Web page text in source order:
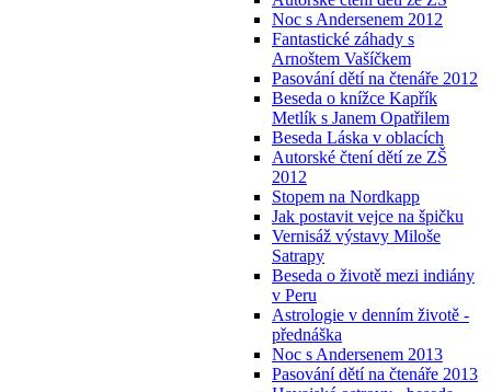
Noc s Andersenem 2012
Fantastické záhady s
Arnoštem Vašíčkem
Pasování dětí na čtenáře 2012
Beseda o knížce Kapřík
Metlík s Janem Opatřilem
Beseda Láska v oblacích
Autorské čtení dětí ze ZŠ
2012
Stopem na Nordkapp
Jak postavit vejce na špičku
Vernisáž výstavy Miloše
Satrapy
Beseda o životě mezi indiány
v Peru
Astrologie v denním životě -
přednáška
Noc s Andersenem 2013
Pasování dětí na čtenáře 2013